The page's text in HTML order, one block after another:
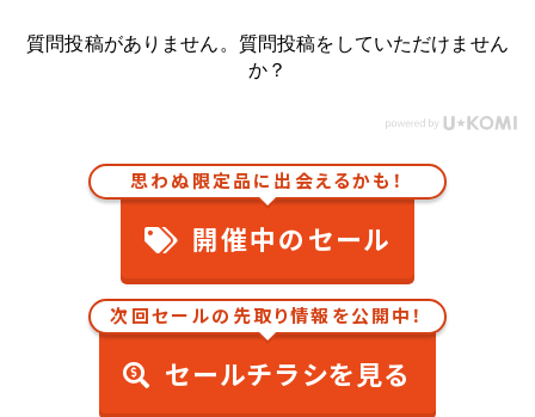
質問投稿がありません。質問投稿をしていただけません
か？
思わぬ限定品に出会えるかも！
開催中のセール
次回セールの先取り情報を公開中！
セールチラシを見る